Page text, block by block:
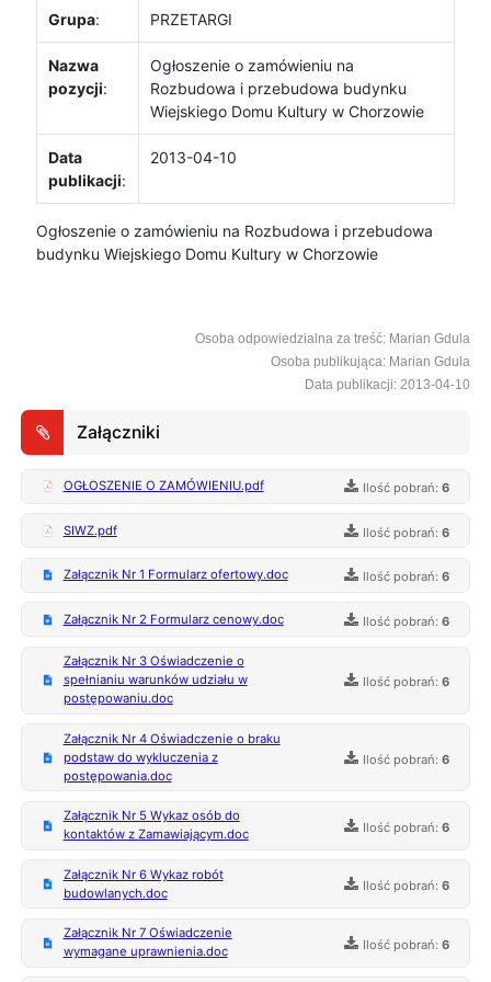
Grupa: PRZETARGI
Nazwa
pozycji:
Ogłoszenie o zamówieniu na
Rozbudowa i przebudowa budynku
Wiejskiego Domu Kultury w Chorzowie
Data
publikacji:
2013-04-10
Ogłoszenie o zamówieniu na Rozbudowa i przebudowa
budynku Wiejskiego Domu Kultury w Chorzowie
Osoba odpowiedzialna za treść: Marian Gdula
Osoba publikująca: Marian Gdula
Data publikacji: 2013-04-10
Załączniki
OGŁOSZENIE O ZAMÓWIENIU.pdf Ilość pobrań:6
SIWZ.pdf Ilość pobrań:6
Załącznik Nr 1 Formularz ofertowy.doc Ilość pobrań:6
Załącznik Nr 2 Formularz cenowy.doc Ilość pobrań:6
Załącznik Nr 3 Oświadczenie o
spełnianiu warunków udziału w
postępowaniu.doc
Ilość pobrań:6
Załącznik Nr 4 Oświadczenie o braku
podstaw do wykluczenia z
postępowania.doc
Ilość pobrań:6
Załącznik Nr 5 Wykaz osób do
kontaktów z Zamawiającym.doc
Ilość pobrań:6
Załącznik Nr 6 Wykaz robót
budowlanych.doc
Ilość pobrań:6
Załącznik Nr 7 Oświadczenie
wymagane uprawnienia.doc
Ilość pobrań:6